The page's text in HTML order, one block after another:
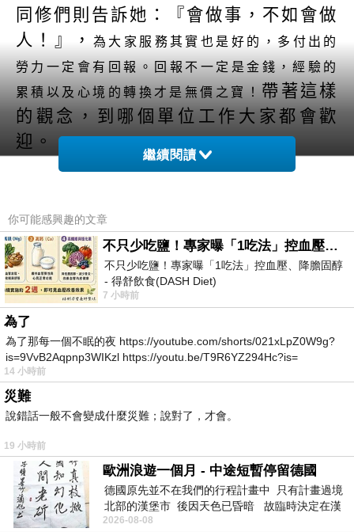
同修們則告訴她：『會做事，不如會做
人！』，
為大家服務其實也是好的，多付出的
勞力一定會有回報。回報不一定是金錢，經驗的
累積以及心境的轉換才是無價之寶！ 帶著這樣
的觀念，到哪個單位工作大家都會歡
迎。
任何事情都有許多面向，我們要時時
面向，一個以『我』為出發點的面向。
凡事都以『我』來出發，眼光就會被侷
限，只見到眼前的利益，往往忽略了其
他更無價的部分。這是 佛菩薩要教導
陳小姐以及我們的。
(2)莫名的音樂： 佛菩薩明示此事件
並無大礙，陳小姐所聽到的音樂是家中
的祖先、神明以及護法在叮嚀她要『努
力修行，持之以恆』，切莫因為公司同
事以及周圍人士的三言兩語，而將修行
放下。正確的事情，不必在乎別人的眼光，只需
要堅定的信心，朝正確的方向去做就可以了；
阿伯也常說：眼明的人不可以被盲目的
繼續閱讀
你可能感興趣的文章
不只少吃鹽！專家曝「1吃法」控血壓、降膽固醇 - 得舒飲食(DASH Diet)
不只少吃鹽！專家曝「1吃法」控血壓、降膽固醇
- 得舒飲食(DASH Diet)
https://www.facebook.com/dietitiansophia/posts/
7 小時前
為了
為了那每一個不眠的夜 https://youtube.com/shorts/021xLpZ0W9g?
is=9VvB2Aqpnp3WIKzl https://youtu.be/T9R6YZ294Hc?is=
14 小時前
災難
說錯話一般不會變成什麼災難；說對了，才會。
19 小時前
歐洲浪遊一個月 - 中途短暫停留德國
德國原先並不在我們的行程計畫中 只有計畫過境
北部的漢堡市 後因天色已昏暗 故臨時決定在漢
堡市吃晚餐和過夜
2026-08-08